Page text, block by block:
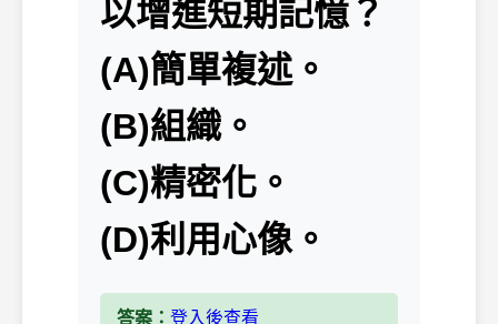
以增進短期記憶？
(A)簡單複述。
(B)組織。
(C)精密化。
(D)利用心像。
答案： 登入後查看